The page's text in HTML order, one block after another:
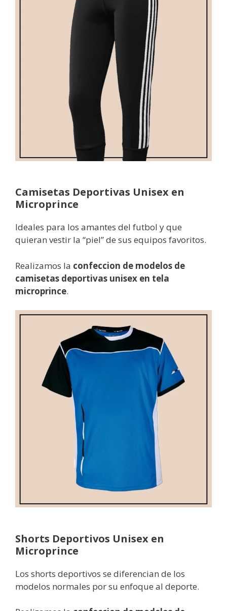
Camisetas Deportivas Unisex en
Microprince
Ideales para los amantes del futbol y que
quieran vestir la “piel” de sus equipos favoritos.
Realizamos la confeccion de modelos de
camisetas deportivas unisex en tela
microprince.
Shorts Deportivos Unisex en
Microprince
Los shorts deportivos se diferencian de los
modelos normales por su enfoque al deporte.